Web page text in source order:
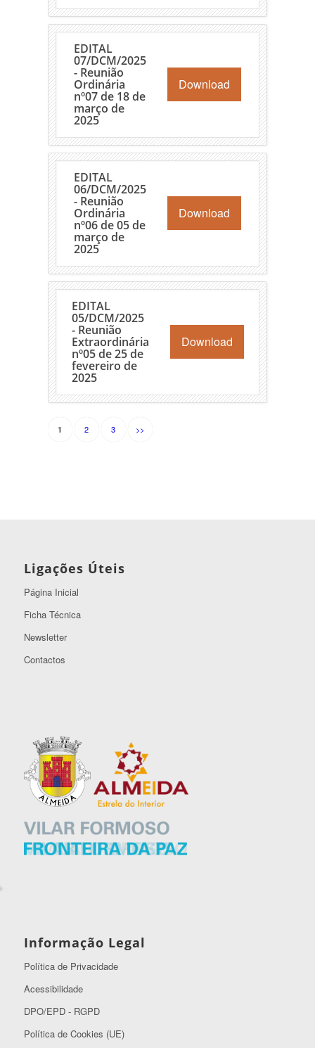
EDITAL
07/DCM/2025
- Reunião
Ordinária
nº07 de 18 de
março de
2025
Download
EDITAL
06/DCM/2025
- Reunião
Ordinária
nº06 de 05 de
março de
2025
Download
EDITAL
05/DCM/2025
- Reunião
Extraordinária
nº05 de 25 de
fevereiro de
2025
Download
1 2 3 >>
Ligações Úteis
Página Inicial
Ficha Técnica
Newsletter
Contactos
Informação Legal
Política de Privacidade
Acessibilidade
DPO/EPD - RGPD
Política de Cookies (UE)